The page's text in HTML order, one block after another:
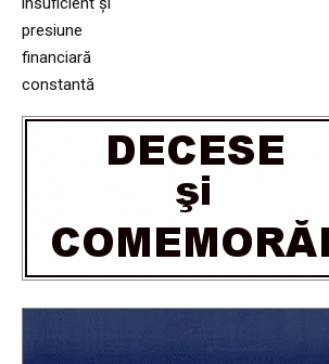
presiune
financiară
constantă